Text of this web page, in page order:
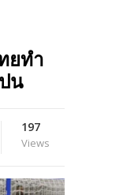
ยทำ
น
197
Views